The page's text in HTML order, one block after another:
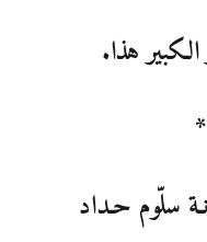
الكبير هذا.
*
سلّوم حـداد